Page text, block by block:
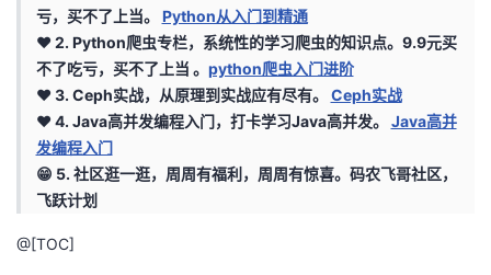
人
主
页
我
的
开
发
者
亏，买不了上当。 Python从入门到精通
❤️ 2. Python爬虫专栏，系统性的学习爬虫的知识点。9.9元买
不了吃亏，买不了上当 。 python爬虫入门进阶
❤️ 3. Ceph实战，从原理到实战应有尽有。 Ceph实战
❤️ 4. Java高并发编程入门，打卡学习Java高并发。 Java高并
发编程入门
😁 5. 社区逛一逛，周周有福利，周周有惊喜。 码农飞哥社区，
飞跃计划
@[TOC]